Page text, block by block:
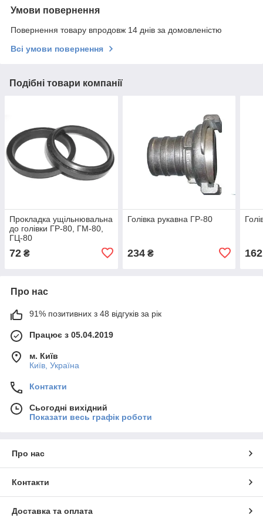
Умови повернення
Повернення товару впродовж 14 днів за домовленістю
Всі умови повернення
Подібні товари компанії
Прокладка ущільнювальна
до голівки ГР-80, ГМ-80,
ГЦ-80
72 ₴
Голівка рукавна ГР-80
234₴ 162
Про нас
91% позитивних з 48 відгуків за рік
Працює з 05.04.2019
м. Київ
Київ, Україна
Контакти
Сьогодні вихідний
Показати весь графік роботи
Про нас
Контакти
Доставка та оплата